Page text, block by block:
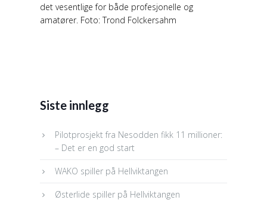
det vesentlige for både profesjonelle og
amatører. Foto: Trond Folckersahm
Siste innlegg
Pilotprosjekt fra Nesodden fikk 11 millioner:
– Det er en god start
WAKO spiller på Hellviktangen
Østerlide spiller på Hellviktangen